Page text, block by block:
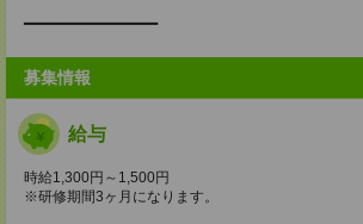
━━━━━━━━━━━━━━━━
募集情報
給与
時給1,300円～1,500円
※研修期間3ヶ月になります。